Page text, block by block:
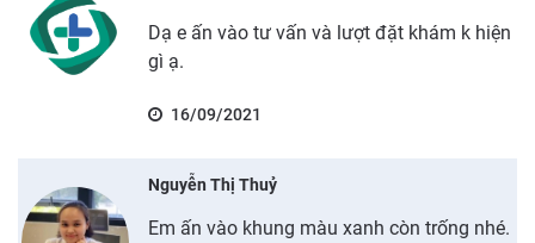
Dạ e ấn vào tư vấn và lượt đặt khám k hiện
gì ạ.
16/09/2021
Nguyễn Thị Thuỷ
Em ấn vào khung màu xanh còn trống nhé.